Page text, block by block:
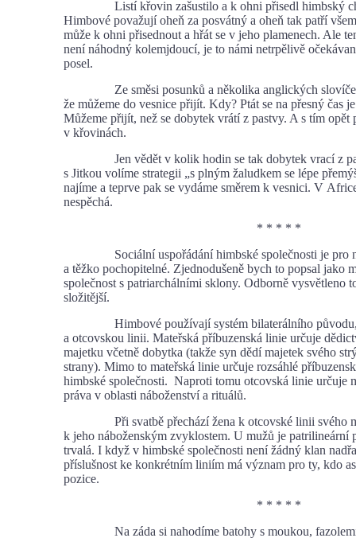
Listí křovin zašustilo a k ohni přisedl himbský
Himbové považují oheň za posvátný a oheň tak patří
může k ohni přisednout a hřát se v jeho plamenech. Ale
není náhodný kolemjdoucí, je to námi netrpělivě
posel.
Ze směsi posunků a několika anglických
že můžeme do vesnice přijít. Kdy? Ptát se na přesný čas
Můžeme přijít, než se dobytek vrátí z pastvy. A s tím opět
v křovinách.
Jen vědět v kolik hodin se tak dobytek vrací z
s Jitkou volíme strategii „s plným žaludkem se lépe
najíme a teprve pak se vydáme směrem k vesnici. V
nespěchá.
* * * * *
Sociální uspořádání himbské společnosti je pro
a těžko pochopitelné. Zjednodušeně bych to popsal jako
společnost s patriarchálními sklony. Odborně vysvětleno
složitější.
Himbové používají systém bilaterálního původu,
a otcovskou linii. Mateřská příbuzenská linie určuje
majetku včetně dobytka (takže syn dědí majetek svého
strany). Mimo to mateřská linie určuje rozsáhlé
himbské společnosti. Naproti tomu otcovská linie určuje
práva v oblasti náboženství a rituálů.
Při svatbě přechází žena k otcovské linii svého
k jeho náboženským zvyklostem. U mužů je patrilineární
trvalá. I když v himbské společnosti není žádný klan
příslušnost ke konkrétním liniím má význam pro ty, kdo
pozice.
* * * * *
Na záda si nahodíme batohy s moukou, fazolemi